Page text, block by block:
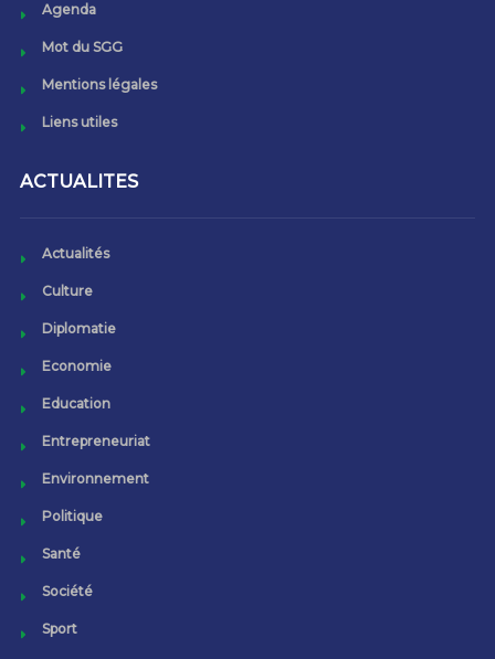
Agenda
Mot du SGG
Mentions légales
Liens utiles
ACTUALITES
Actualités
Culture
Diplomatie
Economie
Education
Entrepreneuriat
Environnement
Politique
Santé
Société
Sport